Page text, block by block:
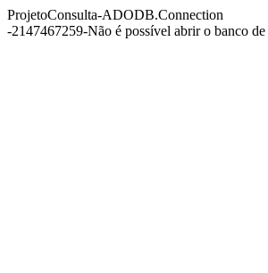
ProjetoConsulta-ADODB.Connection
-2147467259-Não é possível abrir o banco